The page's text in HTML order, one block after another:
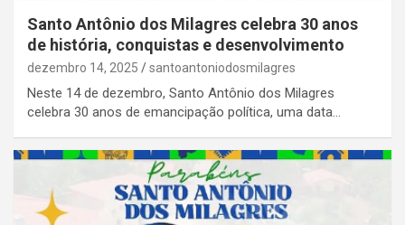
Santo Antônio dos Milagres celebra 30 anos
de história, conquistas e desenvolvimento
dezembro 14, 2025 santoantoniodosmilagres
Neste 14 de dezembro, Santo Antônio dos Milagres
celebra 30 anos de emancipação política, uma data…